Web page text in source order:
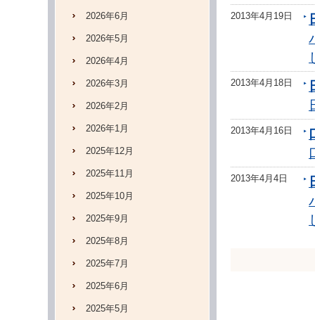
2013年4月19日
2013年4月18日
2013年4月16日
2013年4月4日
2026年6月
2026年5月
2026年4月
2026年3月
2026年2月
2026年1月
2025年12月
2025年11月
2025年10月
2025年9月
2025年8月
2025年7月
2025年6月
2025年5月